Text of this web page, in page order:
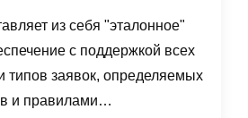
Praiseworthy
Millionaire
internet
dating
из себя "эталонное"
с поддержкой всех
типов заявок, определяемых
и правилами…